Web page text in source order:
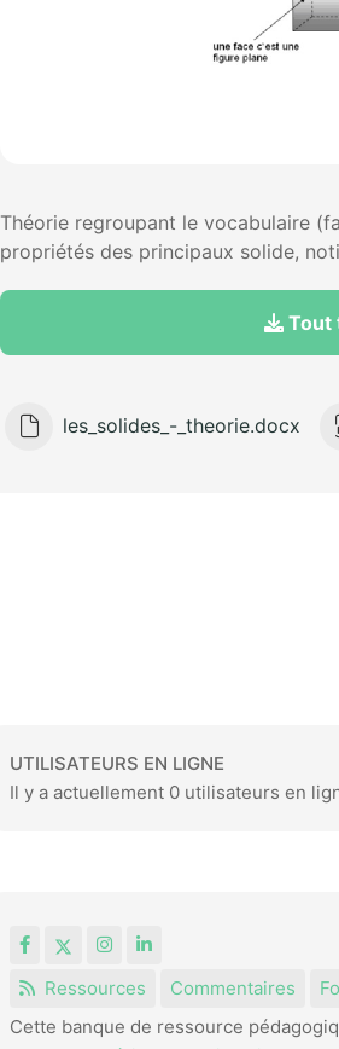
Théorie regroupant le vocabulaire
propriétés des principaux solide,
Tout
les_solides_-_theorie.docx
UTILISATEURS EN LIGNE
Il y a actuellement 0 utilisateurs en
FacebookInstagram
LinkedIn
Ressources
Commentaires
Cette banque de ressource